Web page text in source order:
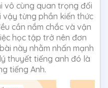
vô cùng quan trọng đối
vậy từng phần kiến thức
cần nắm chắc và vận
học tập trở nên đơn
này nhằm nhấn mạnh
thuyết tiếng anh đó là
tiếng Anh.